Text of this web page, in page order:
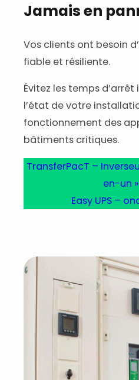
Jamais en
Vos clients ont besoin
fiable et résiliente.
Évitez les temps d’arrêt
l’état de votre
fonctionnement des
bâtiments critiques.
TransferPacT –
en-un »
Easy UPS –